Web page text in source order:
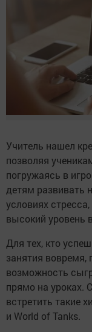
Учитель нашел
позволяя
погружаясь в
детям развивать
условиях
высокий уровень
Для тех, кто
занятия вовремя,
возможность
прямо на уроках.
встретить такие
и World of Tanks.